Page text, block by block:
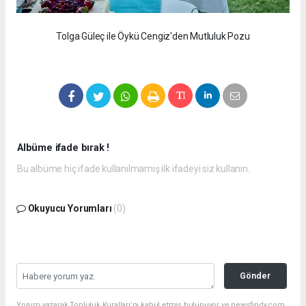
Tolga Güleç ile Öykü Cengiz'den Mutluluk Pozu
Albüme ifade bırak !
Bu albüme hiç ifade kullanılmamış ilk ifadeyi siz kullanın.
Okuyucu Yorumları (0)
Gönder